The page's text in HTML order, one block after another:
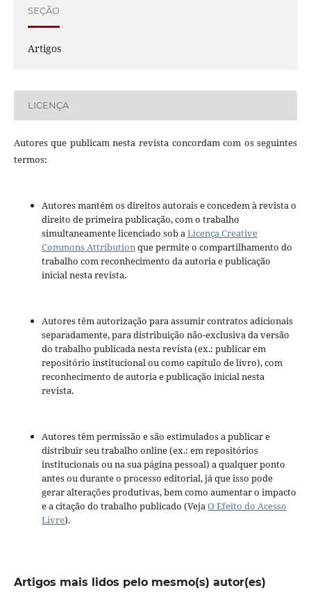
SEÇÃO
Artigos
LICENÇA
Autores que publicam nesta revista concordam com os seguintes
termos:
Autores mantém os direitos autorais e concedem à revista o
direito de primeira publicação, com o trabalho
simultaneamente licenciado sob aLicença Creative
Commons Attributionque permite o compartilhamento do
trabalho com reconhecimento da autoria e publicação
inicial nesta revista.
Autores têm autorização para assumir contratos adicionais
separadamente, para distribuição não-exclusiva da versão
do trabalho publicada nesta revista (ex.: publicar em
repositório institucional ou como capítulo de livro), com
reconhecimento de autoria e publicação inicial nesta
revista.
Autores têm permissão e são estimulados a publicar e
distribuir seu trabalho online (ex.: em repositórios
institucionais ou na sua página pessoal) a qualquer ponto
antes ou durante o processo editorial, já que isso pode
gerar alterações produtivas, bem como aumentar o impacto
e a citação do trabalho publicado (VejaO Efeito do Acesso
Livre).
Artigos mais lidos pelo mesmo(s) autor(es)